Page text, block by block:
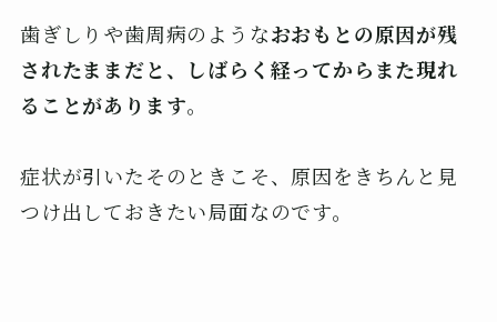
歯ぎしりや歯周病のようなおおもとの原因が残
されたままだと、しばらく経ってからまた現れ
ることがあります。
症状が引いたそのときこそ、原因をきちんと見
つけ出しておきたい局面なのです。